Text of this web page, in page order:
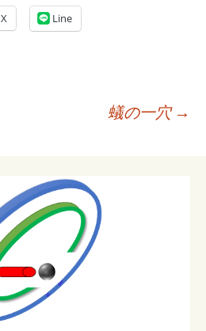
X Line
蟻の一穴 →